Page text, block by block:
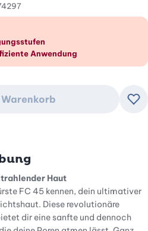
Überblick
Anwendung
Warenkorb
Haut
FC 45 kennen, dein ultimativer
Diese revolutionäre
dir eine sanfte und dennoch